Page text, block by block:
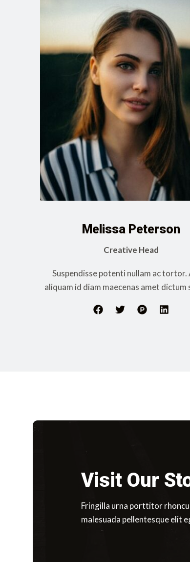
Melissa Peterson
Creative Head
Suspendisse potenti nullam ac tortor.
aliquam id diam maecenas amet dictum
Visit Our
Fringilla urna porttitor
malesuada pellentesque elit